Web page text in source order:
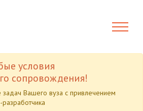
условия
сопровождения!
Вашего вуза с привлечением